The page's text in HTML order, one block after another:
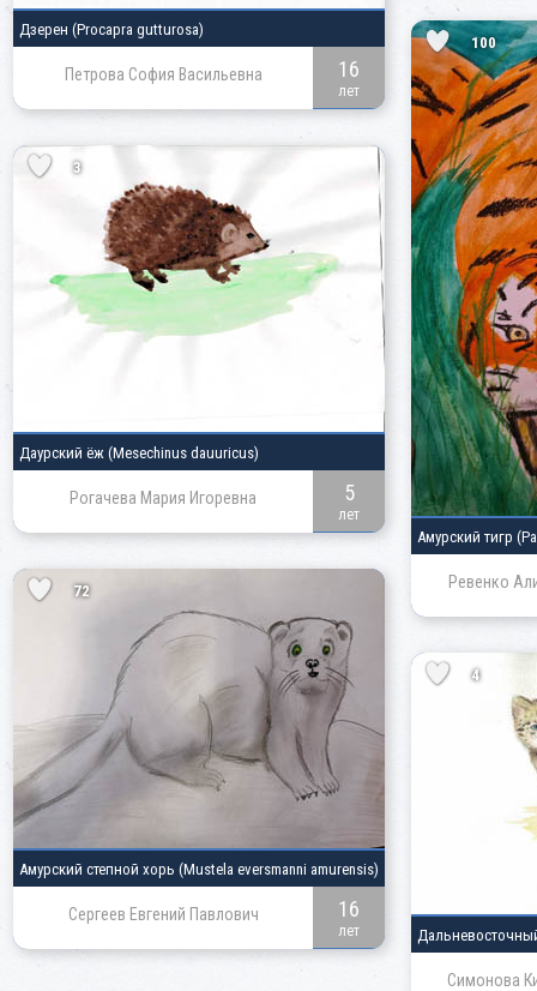
Дзерен (Procapra gutturosa)
Петрова София Васильевна 16
лет
100
Амурский тигр
Ревенко
3
Даурский ёж (Mesechinus dauuricus)
Рогачева Мария Игоревна 5
лет
72
Амурский степной хорь (Mustela eversmanni amurensis)
Сергеев Евгений Павлович 16
лет
4
Симонова